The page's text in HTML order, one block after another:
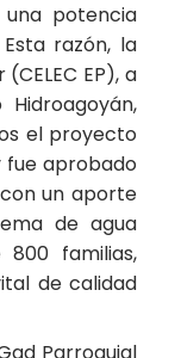
potencia
razón, la
EP), a
el proyecto
fue aprobado
un aporte
de agua
800 familias,
de calidad